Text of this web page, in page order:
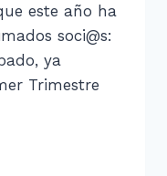
este año ha
soci@s:
ya
Trimestre